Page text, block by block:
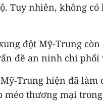
Tuy nhiên, không
đột Mỹ-Trung
đề an ninh chi phối
Mỹ-Trung hiện đã
méo thương mại